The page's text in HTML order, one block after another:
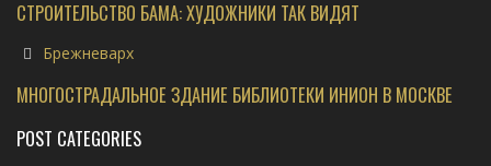
СТРОИТЕЛЬСТВО БАМА: ХУДОЖНИКИ ТАК ВИДЯТ
Брежневарх
МНОГОСТРАДАЛЬНОЕ ЗДАНИЕ БИБЛИОТЕКИ ИНИОН В МОСКВЕ
POST CATEGORIES